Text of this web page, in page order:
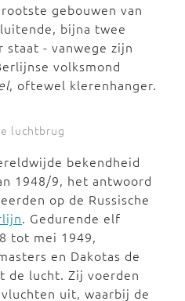
gebouwen van
bijna twee
staat - vanwege zijn
volksmond
, oftewel klerenhanger.
luchtbrug
bekendheid
1948/9, het antwoord
op de Russische
. Gedurende elf
tot mei 1949,
en Dakotas de
de lucht. Zij voerden
uit, waarbij de